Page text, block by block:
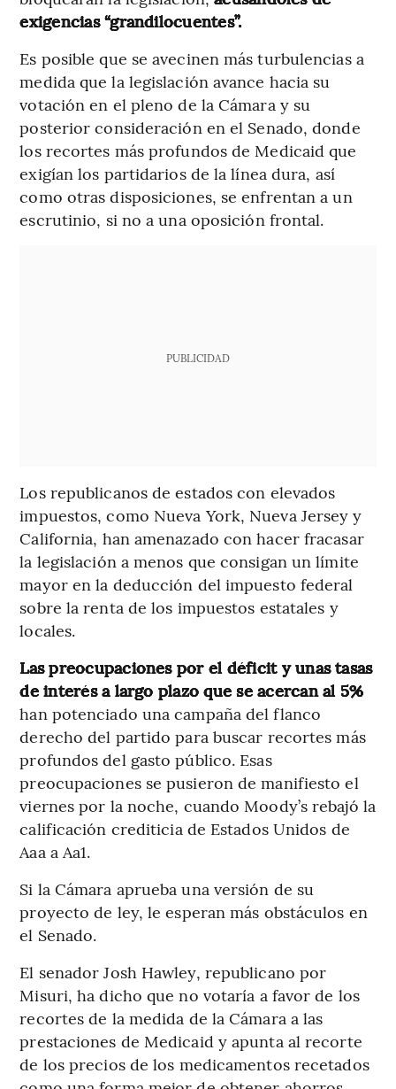
exigencias “grandilocuentes”.
Es posible que se avecinen más turbulencias a
medida que la legislación avance hacia su
votación en el pleno de la Cámara y su
posterior consideración en el Senado, donde
los recortes más profundos de Medicaid que
exigían los partidarios de la línea dura, así
como otras disposiciones, se enfrentan a un
escrutinio, si no a una oposición frontal.
PUBLICIDAD
Los republicanos de estados con elevados
impuestos, como Nueva York, Nueva Jersey y
California, han amenazado con hacer fracasar
la legislación a menos que consigan un límite
mayor en la deducción del impuesto federal
sobre la renta de los impuestos estatales y
locales.
Las preocupaciones por el déficit y unas tasas
de interés a largo plazo que se acercan al 5%
han potenciado una campaña del flanco
derecho del partido para buscar recortes más
profundos del gasto público. Esas
preocupaciones se pusieron de manifiesto el
viernes por la noche, cuando Moody’s rebajó la
calificación crediticia de Estados Unidos de
Aaa a Aa1.
Si la Cámara aprueba una versión de su
proyecto de ley, le esperan más obstáculos en
el Senado.
El senador Josh Hawley, republicano por
Misuri, ha dicho que no votaría a favor de los
recortes de la medida de la Cámara a las
prestaciones de Medicaid y apunta al recorte
de los precios de los medicamentos recetados